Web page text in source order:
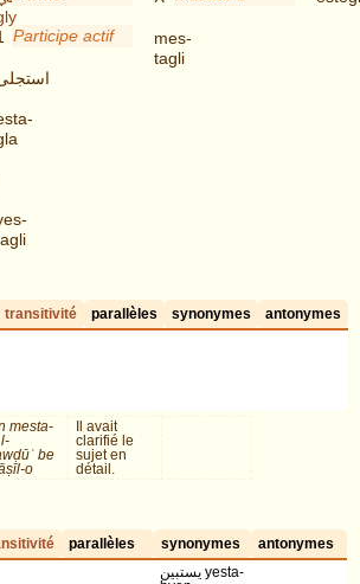
Participe actif
mes-
tagli
transitivité parallèles synonymes
antonymes
mesta-
be
o
Il avait
clarifié le
sujet en
détail.
parallèles synonymes antonymes
يستبين yesta-